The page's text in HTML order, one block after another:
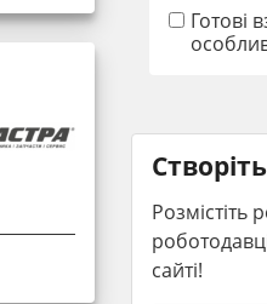
Готові
Розмістіть
сайті!